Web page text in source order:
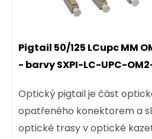
Pigtail 50/125 LCupc MM
- barvy SXPI-LC-UPC-
Optický pigtail je část
opatřeného konektorem a
optické trasy v optické